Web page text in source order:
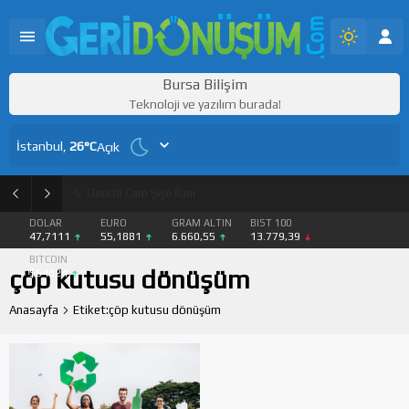
DOLAR
47,7111
EURO
55,1881
GRAM ALTIN
6.660,55
BIST 100
13.779,39
BITCOIN
$64824
Bursa Bilişim
Teknoloji ve yazılım burada!
İstanbul, 26°CAçık
çöp kutusu dönüşüm
Anasayfa Etiket:çöp kutusu dönüşüm